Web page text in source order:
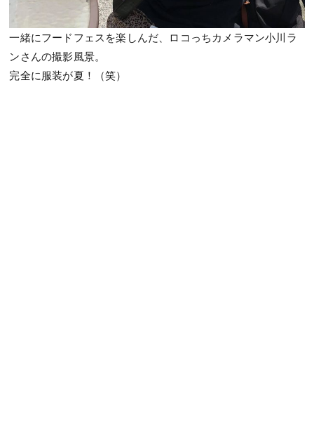
一緒にフードフェスを楽しんだ、ロコっちカメラマン小川ラ
ンさんの撮影風景。
完全に服装が夏！（笑）